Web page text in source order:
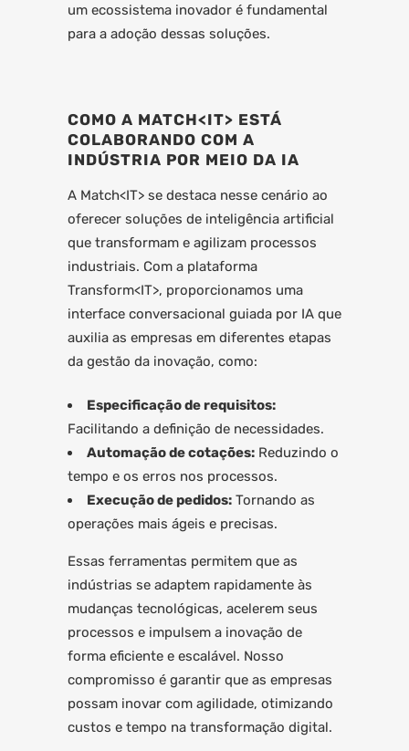
um ecossistema inovador é fundamental
para a adoção dessas soluções.
COMO A MATCH<IT> ESTÁ
COLABORANDO COM A
INDÚSTRIA POR MEIO DA IA
A Match<IT> se destaca nesse cenário ao
oferecer soluções de inteligência artificial
que transformam e agilizam processos
industriais. Com a plataforma
Transform<IT>, proporcionamos uma
interface conversacional guiada por IA que
auxilia as empresas em diferentes etapas
da gestão da inovação, como:
Especificação de requisitos:
Facilitando a definição de necessidades.
Automação de cotações: Reduzindo o
tempo e os erros nos processos.
Execução de pedidos: Tornando as
operações mais ágeis e precisas.
Essas ferramentas permitem que as
indústrias se adaptem rapidamente às
mudanças tecnológicas, acelerem seus
processos e impulsem a inovação de
forma eficiente e escalável. Nosso
compromisso é garantir que as empresas
possam inovar com agilidade, otimizando
custos e tempo na transformação digital.